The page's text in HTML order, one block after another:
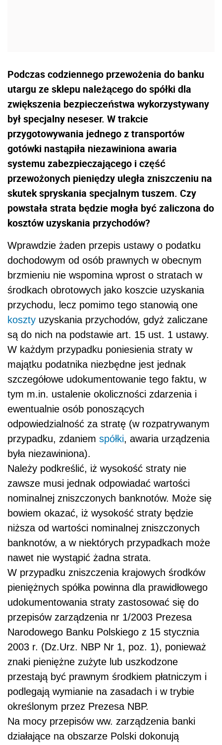
Podczas codziennego przewożenia do banku
utargu ze sklepu należącego do spółki dla
zwiększenia bezpieczeństwa wykorzystywany
był specjalny neseser. W trakcie
przygotowywania jednego z transportów
gotówki nastąpiła niezawiniona awaria
systemu zabezpieczającego i część
przewożonych pieniędzy uległa zniszczeniu na
skutek spryskania specjalnym tuszem. Czy
powstała strata będzie mogła być zaliczona do
kosztów uzyskania przychodów?
Wprawdzie żaden przepis ustawy o podatku
dochodowym od osób prawnych w obecnym
brzmieniu nie wspomina wprost o stratach w
środkach obrotowych jako koszcie uzyskania
przychodu, lecz pomimo tego stanowią one
koszty uzyskania przychodów, gdyż zaliczane
są do nich na podstawie art. 15 ust. 1 ustawy.
W każdym przypadku poniesienia straty w
majątku podatnika niezbędne jest jednak
szczegółowe udokumentowanie tego faktu, w
tym m.in. ustalenie okoliczności zdarzenia i
ewentualnie osób ponoszących
odpowiedzialność za stratę (w rozpatrywanym
przypadku, zdaniem spółki, awaria urządzenia
była niezawiniona).
Należy podkreślić, iż wysokość straty nie
zawsze musi jednak odpowiadać wartości
nominalnej zniszczonych banknotów. Może się
bowiem okazać, iż wysokość straty będzie
niższa od wartości nominalnej zniszczonych
banknotów, a w niektórych przypadkach może
nawet nie wystąpić żadna strata.
W przypadku zniszczenia krajowych środków
pieniężnych spółka powinna dla prawidłowego
udokumentowania straty zastosować się do
przepisów zarządzenia nr 1/2003 Prezesa
Narodowego Banku Polskiego z 15 stycznia
2003 r. (Dz.Urz. NBP Nr 1, poz. 1), ponieważ
znaki pieniężne zużyte lub uszkodzone
przestają być prawnym środkiem płatniczym i
podlegają wymianie na zasadach i w trybie
określonym przez Prezesa NBP.
Na mocy przepisów ww. zarządzenia banki
działające na obszarze Polski dokonują